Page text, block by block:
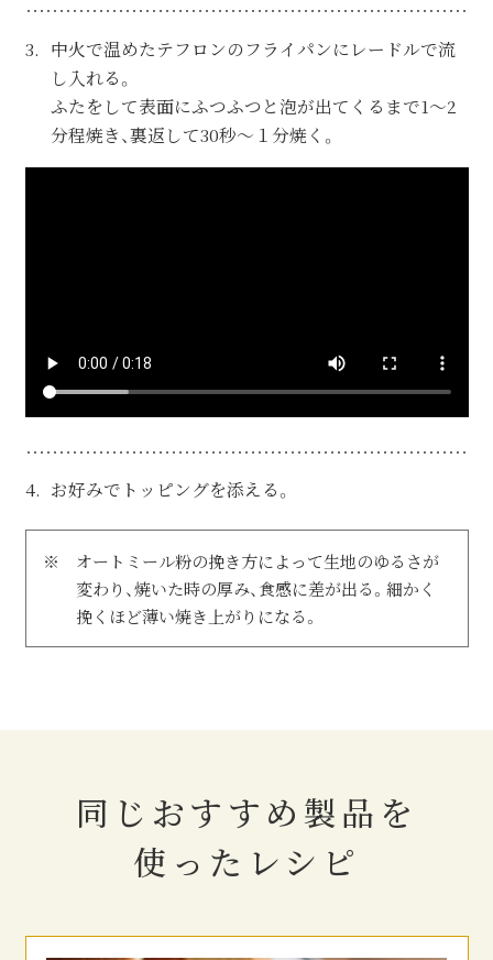
中火で温めたテフロンのフライパンにレードルで流
し入れる。
ふたをして表面にふつふつと泡が出てくるまで1～2
分程焼き、裏返して30秒～１分焼く。
お好みでトッピングを添える。
※
オートミール粉の挽き方によって生地のゆるさが
変わり、焼いた時の厚み、食感に差が出る。細かく
挽くほど薄い焼き上がりになる。
同じおすすめ製品を
使ったレシピ